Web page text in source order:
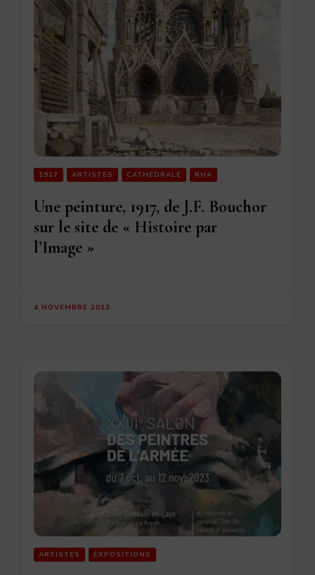
1917 ARTISTES CATHÉDRALE RHA
Une peinture, 1917, de J.F. Bouchor
sur le site de « Histoire par
l’Image »
4 NOVEMBRE 2013
ARTISTES EXPOSITIONS